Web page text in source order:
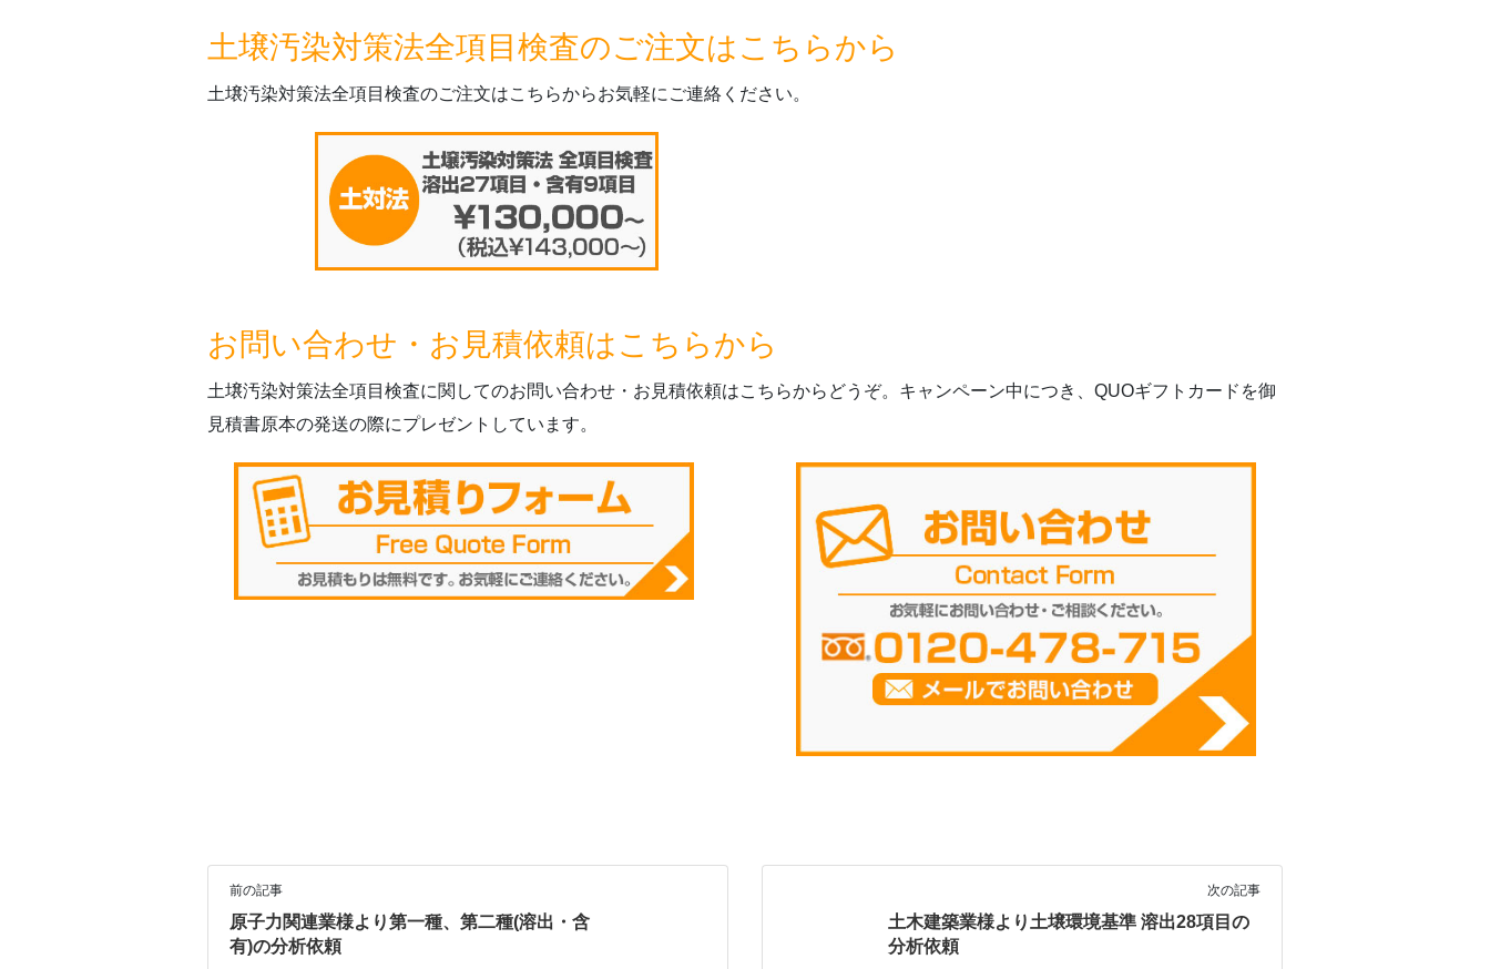
土壌汚染対策法全項目検査のご注文はこちらから
土壌汚染対策法全項目検査のご注文はこちらからお気軽にご連絡ください。
お問い合わせ・お見積依頼はこちらから
土壌汚染対策法全項目検査に関してのお問い合わせ・お見積依頼はこちらからどうぞ。キャンペーン中につき、QUOギフトカードを御
見積書原本の発送の際にプレゼントしています。
前の記事
原子力関連業様より第一種、第二種(溶出・含
有)の分析依頼
次の記事
土木建築業様より土壌環境基準 溶出28項目の
分析依頼